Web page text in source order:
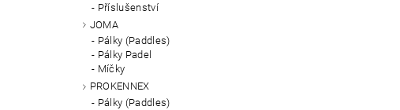
Příslušenství
JOMA
Pálky (Paddles)
Pálky Padel
Míčky
PROKENNEX
Pálky (Paddles)